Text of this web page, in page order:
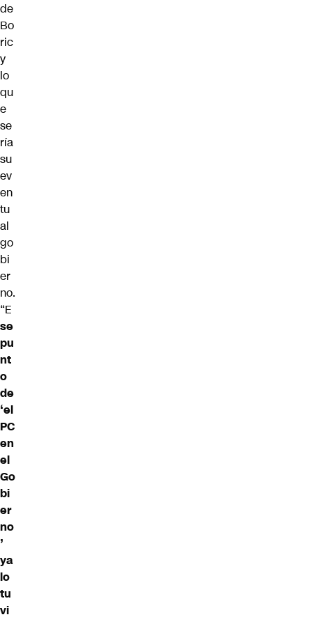
de
Bo
ric
y
lo
qu
e
se
ría
su
ev
en
tu
al
go
bi
er
no.
“E
se
pu
nt
o
de
‘el
PC
en
el
Go
bi
er
no
’
ya
lo
tu
vi